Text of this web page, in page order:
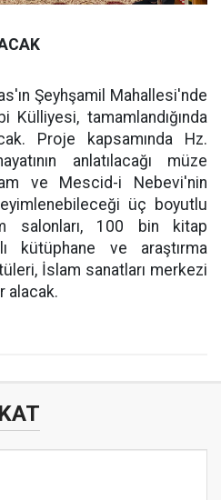
Şeyhşamil Mahallesi'nde
Külliyesi, tamamlandığında
Proje kapsamında Hz.
anlatılacağı müze
ve Mescid-i Nebevi'nin
üç boyutlu
salonları, 100 bin kitap
kütüphane ve araştırma
İslam sanatları merkezi
alacak.